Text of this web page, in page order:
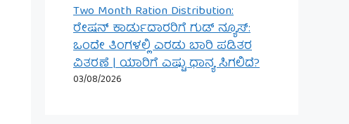
Two Month Ration Distribution:
ರೇಷನ್ ಕಾರ್ಡುದಾರರಿಗೆ ಗುಡ್ ನ್ಯೂಸ್:
ಒಂದೇ ತಿಂಗಳಲ್ಲಿ ಎರಡು ಬಾರಿ ಪಡಿತರ
ವಿತರಣೆ | ಯಾರಿಗೆ ಎಷ್ಟು ಧಾನ್ಯ ಸಿಗಲಿದೆ?
03/08/2026